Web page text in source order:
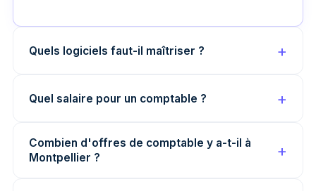
Quels logiciels faut-il maîtriser ?
Quel salaire pour un comptable ?
Combien d'offres de comptable y a-t-il à
Montpellier ?